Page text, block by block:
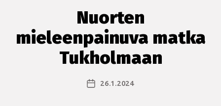
Nuorten
mieleenpainuva matka
Tukholmaan
Julkaisupäivämäärä
26.1.2024